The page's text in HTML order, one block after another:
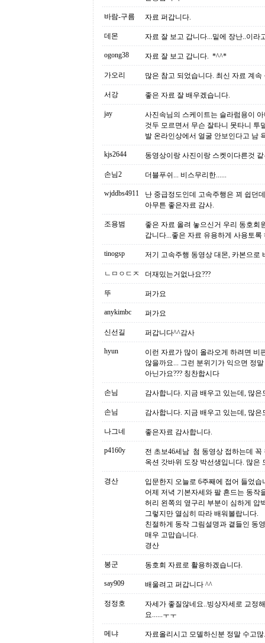
바람-구름 자료 퍼갑니다.
데몬 자료 잘 보고 갑니다...밑에 장난..이라
ogong38 자료 잘 보고 갑니다. *^^*
가오리 많은 참고 되었습니다. 최신 자료 계
서강 좋은 자료 잘 배우겠습니다.
jay
사진속님의 스케이트는 슬라럼용이
것두 모르면서 무슨 잘타니 못타니 투
발 온라인상에서 얼굴 안보인다고 남
kjs2644 동영상이랑 사진이랑 스켓이다른것
손님2 더블푸쉬... 비스무리한......
wjddbs4911
난 중급정도인데 고속주행은 꾀 쉽던
아무튼 좋은자료 감사.
조용범
좋은 자료 올려 놓으신거 우리 동호회
갑니다...좋은 자료 유용하게 사용토록
tinogsp 저기 고속주행 동영상 대몬, 카본으로
ㄴㅁㅇㄷㅈ 더재밌는거없나요???
뚜 퍼가요
anykimbc 퍼가요
신선길 퍼갑니다^^감사
hyun
이런 자료가 많이 올라오게 하려면 비
않을까요... 그런 분위기가 익으면 정
아닌가요??? 칭찬합시다
손님 감사합니다. 지금 배우고 있는데, 많
손님 감사합니다. 지금 배우고 있는데, 많
나그네 좋은자료 감사합니다.
p4160y
전 초보46세남 첨 동영상 접하는데
옥션 갓바위 도장 박선생입니다. 많은
경산
입문한지 오늘로 6주째에 접어 들었습
어제 저녁 기본자세와 팔 흔드는 동작
허리 왼쪽의 옆구리 부분이 심하게 압
그렇지만 열심히 따라 배워볼랍니다.
친절하게 동작 그림설명과 곁들인 동
매우 고맙습니다.
경산
봉군 동호회 자료로 활용하겠습니다.
say909 배울려고 퍼갑니다 ^^
정정호
자세가 좋질않네요..빙상자세로 교정
요......ㅜㅜ
메냐 자료올리시고 모델하신분 정말 수고